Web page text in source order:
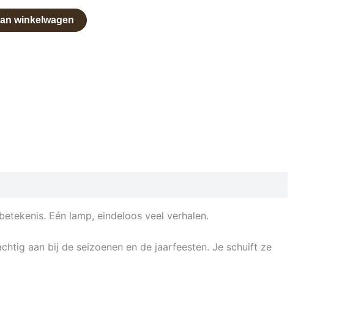
winkelwagen
Eén lamp, eindeloos veel verhalen.
aan bij de seizoenen en de jaarfeesten. Je schuift ze